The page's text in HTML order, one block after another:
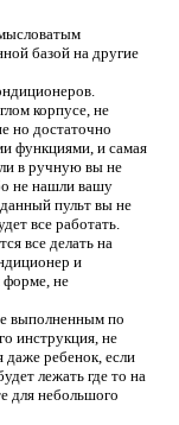
базой на другие
корпусе, не
но достаточно
функциями, и самая
в ручную вы не
не нашли вашу
пульт вы не
все работать.
все делать на
и
форме, не
выполненным по
инструкция, не
даже ребенок, если
лежать где то на
для небольшого